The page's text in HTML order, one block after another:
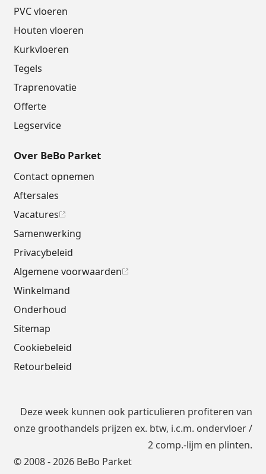
PVC vloeren
Houten vloeren
Kurkvloeren
Tegels
Traprenovatie
Offerte
Legservice
Over BeBo Parket
Contact opnemen
Aftersales
Vacatures
Samenwerking
Privacybeleid
Algemene voorwaarden
Winkelmand
Onderhoud
Sitemap
Cookiebeleid
Retourbeleid
© 2008 - 2026 BeBo Parket
Deze week kunnen ook particulieren profiteren van
onze groothandels prijzen ex. btw, i.c.m. ondervloer/
2 comp.-lijm en plinten.